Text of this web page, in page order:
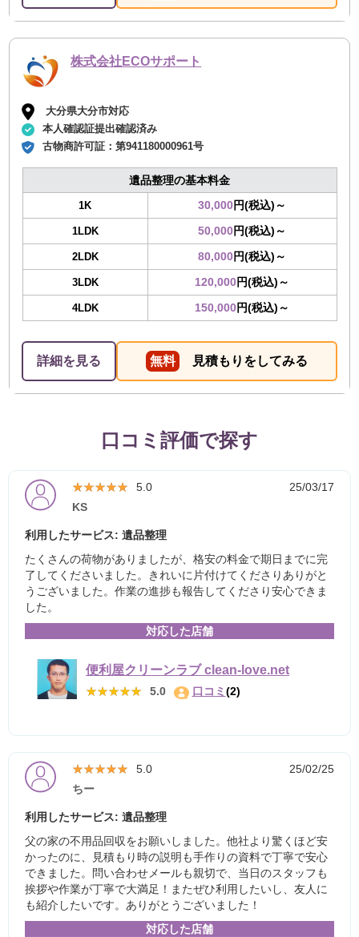
株式会社ECOサポート
大分県大分市対応
本人確認証提出確認済み
古物商許可証：第941180000961号
遺品整理の基本料金
1K 30,000円(税込)～
1LDK 50,000円(税込)～
2LDK 80,000円(税込)～
3LDK 120,000円(税込)～
4LDK 150,000円(税込)～
詳細を見る 無料 見積もりをしてみる
口コミ評価で探す
★★★★★
★★★★★ 5.0
25/03/17
KS
利用したサービス: 遺品整理
たくさんの荷物がありましたが、格安の料金で期日までに完
了してくださいました。きれいに片付けてくださりありがと
うございました。作業の進捗も報告してくださり安心できま
した。
対応した店舗
便利屋クリーンラブ clean-love.net
★★★★★
★★★★★ 5.0 口コミ(2)
★★★★★
★★★★★ 5.0
25/02/25
ちー
利用したサービス: 遺品整理
父の家の不用品回収をお願いしました。他社より驚くほど安
かったのに、見積もり時の説明も手作りの資料で丁寧で安心
できました。問い合わせメールも親切で、当日のスタッフも
挨拶や作業が丁寧で大満足！またぜひ利用したいし、友人に
も紹介したいです。ありがとうございました！
対応した店舗